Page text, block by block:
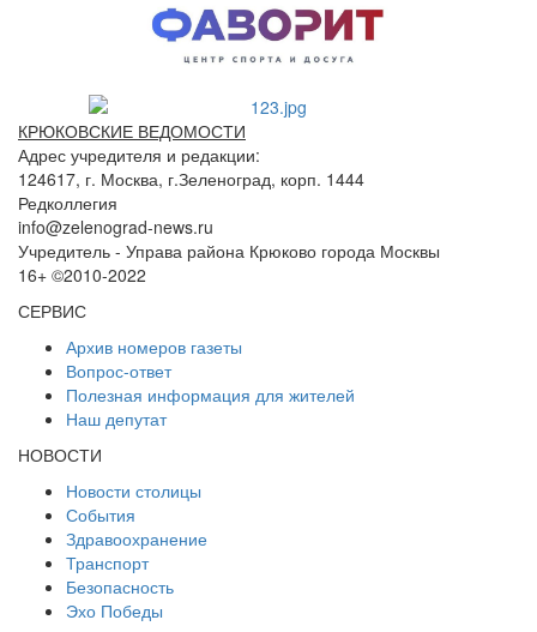
КРЮКОВСКИЕ ВЕДОМОСТИ
Адрес учредителя и редакции:
124617, г. Москва, г.Зеленоград, корп. 1444
Редколлегия
info@zelenograd-news.ru
Учредитель - Управа района Крюково города Москвы
16+ ©2010-2022
СЕРВИС
Архив номеров газеты
Вопрос-ответ
Полезная информация для жителей
Наш депутат
НОВОСТИ
Новости столицы
События
Здравоохранение
Транспорт
Безопасность
Эхо Победы